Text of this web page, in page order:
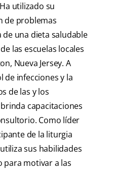
utilizado su
de problemas
una dieta saludable
las escuelas locales
Nueva Jersey. A
de infecciones y la
de las y los
capacitaciones
Como líder
de la liturgia
sus habilidades
para motivar a las